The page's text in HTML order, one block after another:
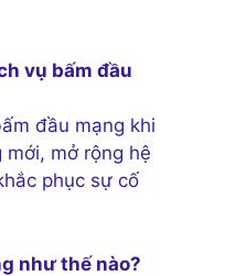
vụ bấm đầu
đầu mạng khi
mở rộng hệ
phục sự cố
như thế nào?